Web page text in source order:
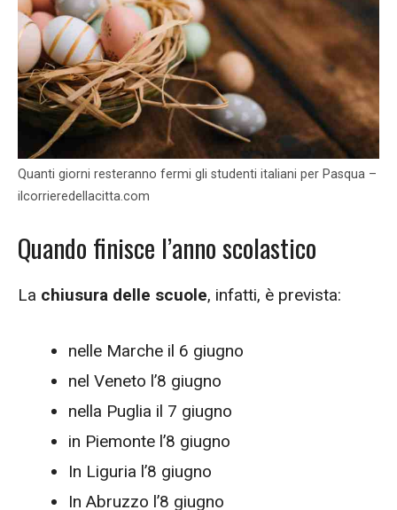
Quanti giorni resteranno fermi gli studenti italiani per Pasqua –
ilcorrieredellacitta.com
Quando finisce l’anno scolastico
La chiusura delle scuole, infatti, è prevista:
nelle Marche il 6 giugno
nel Veneto l’8 giugno
nella Puglia il 7 giugno
in Piemonte l’8 giugno
In Liguria l’8 giugno
In Abruzzo l’8 giugno